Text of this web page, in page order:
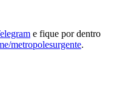
e fique por dentro
metropolesurgente.